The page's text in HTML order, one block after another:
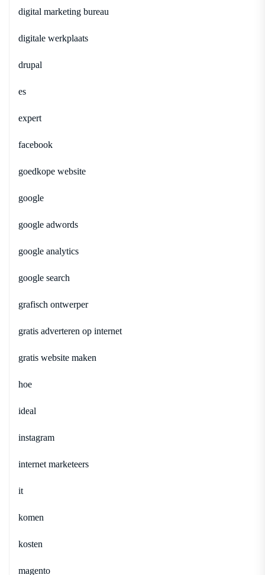
digital marketing bureau
digitale werkplaats
drupal
es
expert
facebook
goedkope website
google
google adwords
google analytics
google search
grafisch ontwerper
gratis adverteren op internet
gratis website maken
hoe
ideal
instagram
internet marketeers
it
komen
kosten
magento